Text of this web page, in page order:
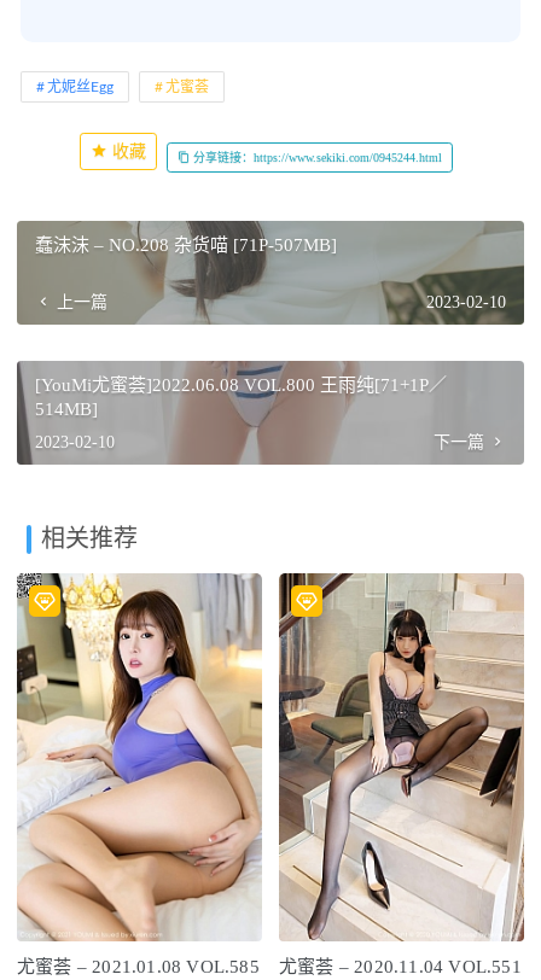
尤妮丝Egg 尤蜜荟
收藏 分享链接：https://www.sekiki.com/0945244.html
蠢沫沫 – NO.208 杂货喵 [71P-507MB]
上一篇 2023-02-10
[YouMi尤蜜荟]2022.06.08 VOL.800 王雨纯[71+1P／
514MB]
2023-02-10 下一篇
相关推荐
尤蜜荟 – 2021.01.08 VOL.585
尤蜜荟 – 2020.11.04 VOL.551